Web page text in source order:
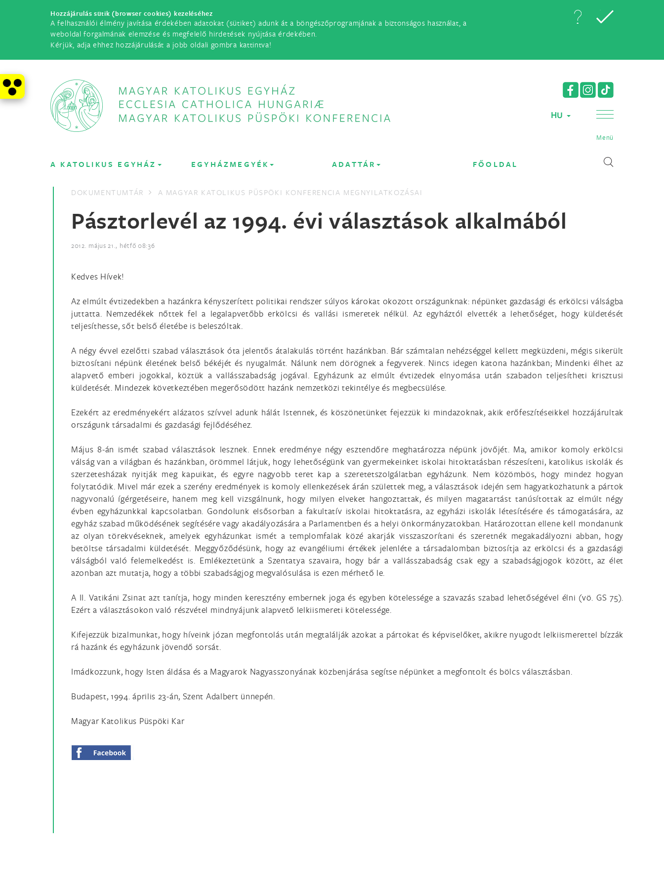
Hozzájárulás sütik (browser cookies) kezeléséhez
A felhasználói élmény javítása érdekében adatokat (sütiket) adunk át a böngészőprogramjának a biztonságos használat, a
weboldal forgalmának elemzése és megfelelő hirdetések nyújtása érdekében.
Kérjük, adja ehhez hozzájárulását a jobb oldali gombra kattintva!
HU
Menü
A KATOLIKUS EGYHÁZ EGYHÁZMEGYÉK ADATTÁR FŐOLDAL
DOKUMENTUMTÁR A MAGYAR KATOLIKUS PÜSPÖKI KONFERENCIA MEGNYILATKOZÁSAI
Pásztorlevél az 1994. évi választások alkalmából
2012. május 21., hétfő 08:36
Kedves Hívek!
Az elmúlt évtizedekben a hazánkra kényszerített politikai rendszer súlyos károkat okozott országunknak: népünket gazdasági és erkölcsi válságba
juttatta. Nemzedékek nőttek fel a legalapvetőbb erkölcsi és vallási ismeretek nélkül. Az egyháztól elvették a lehetőséget, hogy küldetését
teljesíthesse, sőt belső életébe is beleszóltak.
A négy évvel ezelőtti szabad választások óta jelentős átalakulás történt hazánkban. Bár számtalan nehézséggel kellett megküzdeni, mégis sikerült
biztosítani népünk életének belső békéjét és nyugalmát. Nálunk nem dörögnek a fegyverek. Nincs idegen katona hazánkban; Mindenki élhet az
alapvető emberi jogokkal, köztük a vallásszabadság jogával. Egyházunk az elmúlt évtizedek elnyomása után szabadon teljesítheti krisztusi
küldetését. Mindezek következtében megerősödött hazánk nemzetközi tekintélye és megbecsülése.
Ezekért az eredményekért alázatos szívvel adunk hálát Istennek, és köszönetünket fejezzük ki mindazoknak, akik erőfeszítéseikkel hozzájárultak
országunk társadalmi és gazdasági fejlődéséhez.
Május 8-án ismét szabad választások lesznek. Ennek eredménye négy esztendőre meghatározza népünk jövőjét. Ma, amikor komoly erkölcsi
válság van a világban és hazánkban, örömmel látjuk, hogy lehetőségünk van gyermekeinket iskolai hitoktatásban részesíteni, katolikus iskolák és
szerzetesházak nyitják meg kapuikat, és egyre nagyobb teret kap a szeretetszolgálatban egyházunk. Nem közömbös, hogy mindez hogyan
folytatódik. Mivel már ezek a szerény eredmények is komoly ellenkezések árán születtek meg, a választások idején sem hagyatkozhatunk a pártok
nagyvonalú ígérgetéseire, hanem meg kell vizsgálnunk, hogy milyen elveket hangoztattak, és milyen magatartást tanúsítottak az elmúlt négy
évben egyházunkkal kapcsolatban. Gondolunk elsősorban a fakultatív iskolai hitoktatásra, az egyházi iskolák létesítésére és támogatására, az
egyház szabad működésének segítésére vagy akadályozására a Parlamentben és a helyi önkormányzatokban. Határozottan ellene kell mondanunk
az olyan törekvéseknek, amelyek egyházunkat ismét a templomfalak közé akarják visszaszorítani és szeretnék megakadályozni abban, hogy
betöltse társadalmi küldetését. Meggyőződésünk, hogy az evangéliumi értékek jelenléte a társadalomban biztosítja az erkölcsi és a gazdasági
válságból való felemelkedést is. Emlékeztetünk a Szentatya szavaira, hogy bár a vallásszabadság csak egy a szabadságjogok között, az élet
azonban azt mutatja, hogy a többi szabadságjog megvalósulása is ezen mérhető le.
A II. Vatikáni Zsinat azt tanítja, hogy minden keresztény embernek joga és egyben kötelessége a szavazás szabad lehetőségével élni (vö. GS 75).
Ezért a választásokon való részvétel mindnyájunk alapvető lelkiismereti kötelessége.
Kifejezzük bizalmunkat, hogy híveink józan megfontolás után megtalálják azokat a pártokat és képviselőket, akikre nyugodt lelkiismerettel bízzák
rá hazánk és egyházunk jövendő sorsát.
Imádkozzunk, hogy Isten áldása és a Magyarok Nagyasszonyának közbenjárása segítse népünket a megfontolt és bölcs választásban.
Budapest, 1994. április 23-án, Szent Adalbert ünnepén.
Magyar Katolikus Püspöki Kar